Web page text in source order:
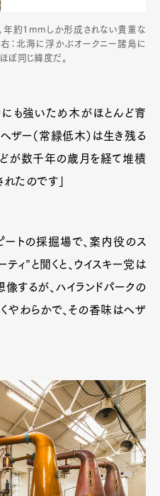
年約1mmしか形成されない貴重な
北海に浮かぶオークニー諸島に
ぼ同じ緯度だ。
にも強いため木がほとんど育
ザー（常緑低木）は生き残る
どが数千年の歳月を経て堆積
たのです」
ートの採掘場で、案内役のス
ティ”と聞くと、ウイスキー党は
像するが、ハイランドパークの
やわらかで、その香味はヘザ